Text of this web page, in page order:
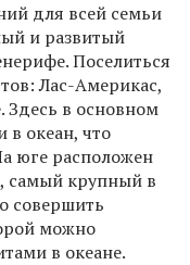
для всей семьи
и развитый
Поселиться
Лас-Америкас,
Здесь в основном
в океан, что
юге расположен
самый крупный в
совершить
можно
в океане.